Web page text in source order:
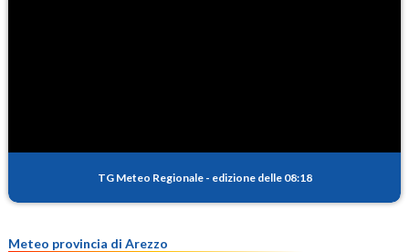
TG Meteo Regionale - edizione delle 08:18
Meteo provincia di Arezzo